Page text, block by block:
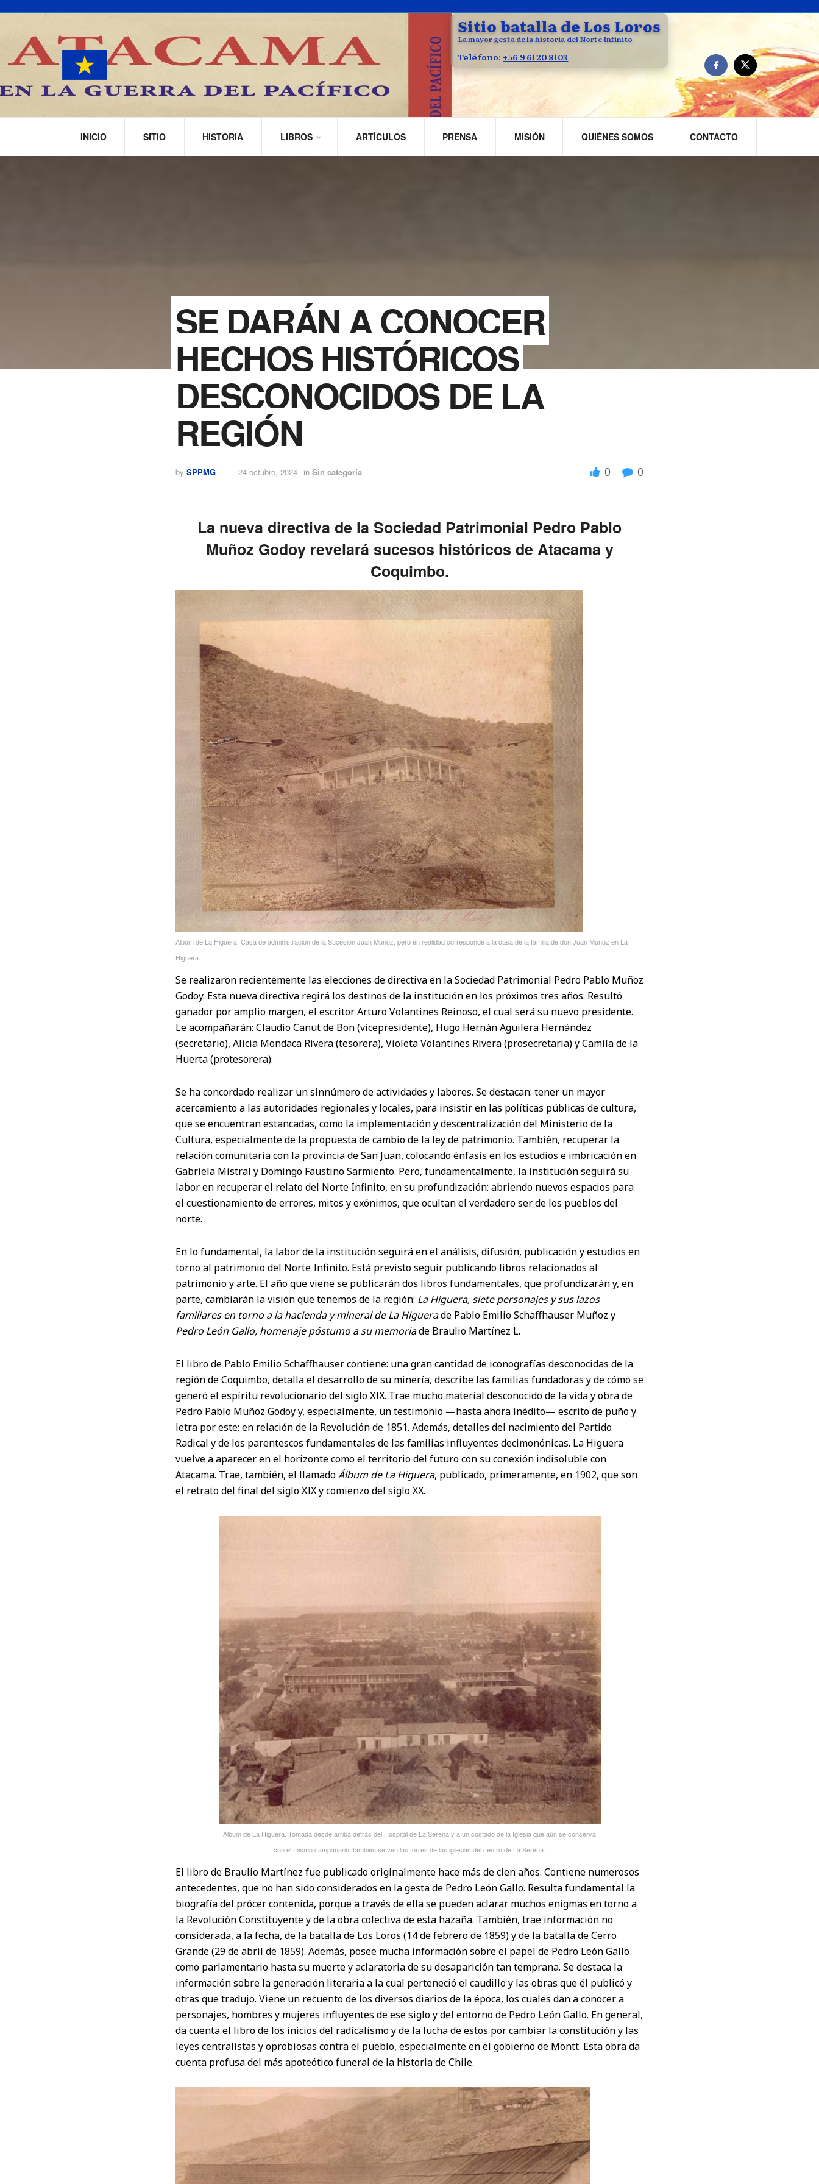
Sitio batalla de Los Loros
La mayor gesta de la historia del Norte Infinito
Teléfono: +56 9 6120 8103
INICIO SITIO HISTORIA LIBROS ARTÍCULOS PRENSA MISIÓN QUIÉNES SOMOS CONTACTO
SE DARÁN A CONOCER
HECHOS HISTÓRICOS
DESCONOCIDOS DE LA
REGIÓN
by SPPMG 24 octubre, 2024 in Sin categoría 0 0
La nueva directiva de la Sociedad Patrimonial Pedro Pablo
Muñoz Godoy revelará sucesos históricos de Atacama y
Coquimbo.
Albúm de La Higuera. Casa de administración de la Sucesión Juan Muñoz, pero en realidad corresponde a la casa de la familia de don Juan Muñoz en La
Higuera
Se realizaron recientemente las elecciones de directiva en la Sociedad Patrimonial Pedro Pablo Muñoz
Godoy. Esta nueva directiva regirá los destinos de la institución en los próximos tres años. Resultó
ganador por amplio margen, el escritor Arturo Volantines Reinoso, el cual será su nuevo presidente.
Le acompañarán: Claudio Canut de Bon (vicepresidente), Hugo Hernán Aguilera Hernández
(secretario), Alicia Mondaca Rivera (tesorera), Violeta Volantines Rivera (prosecretaria) y Camila de la
Huerta (protesorera).
Se ha concordado realizar un sinnúmero de actividades y labores. Se destacan: tener un mayor
acercamiento a las autoridades regionales y locales, para insistir en las políticas públicas de cultura,
que se encuentran estancadas, como la implementación y descentralización del Ministerio de la
Cultura, especialmente de la propuesta de cambio de la ley de patrimonio. También, recuperar la
relación comunitaria con la provincia de San Juan, colocando énfasis en los estudios e imbricación en
Gabriela Mistral y Domingo Faustino Sarmiento. Pero, fundamentalmente, la institución seguirá su
labor en recuperar el relato del Norte Infinito, en su profundización: abriendo nuevos espacios para
el cuestionamiento de errores, mitos y exónimos, que ocultan el verdadero ser de los pueblos del
norte.
En lo fundamental, la labor de la institución seguirá en el análisis, difusión, publicación y estudios en
torno al patrimonio del Norte Infinito. Está previsto seguir publicando libros relacionados al
patrimonio y arte. El año que viene se publicarán dos libros fundamentales, que profundizarán y, en
parte, cambiarán la visión que tenemos de la región: La Higuera, siete personajes y sus lazos
familiares en torno a la hacienda y mineral de La Higuerade Pablo Emilio Schaffhauser Muñoz y
Pedro León Gallo, homenaje póstumo a su memoriade Braulio Martínez L.
El libro de Pablo Emilio Schaffhauser contiene: una gran cantidad de iconografías desconocidas de la
región de Coquimbo, detalla el desarrollo de su minería, describe las familias fundadoras y de cómo se
generó el espíritu revolucionario del siglo XIX. Trae mucho material desconocido de la vida y obra de
Pedro Pablo Muñoz Godoy y, especialmente, un testimonio —hasta ahora inédito— escrito de puño y
letra por este: en relación de la Revolución de 1851. Además, detalles del nacimiento del Partido
Radical y de los parentescos fundamentales de las familias influyentes decimonónicas. La Higuera
vuelve a aparecer en el horizonte como el territorio del futuro con su conexión indisoluble con
Atacama. Trae, también, el llamadoÁlbum de La Higuera, publicado, primeramente, en 1902, que son
el retrato del final del siglo XIX y comienzo del siglo XX.
Álbum de La Higuera. Tomada desde arriba detrás del Hospital de La Serena y a un costado de la Iglesia que aún se conserva
con el mismo campanario, también se ven las torres de las iglesias del centro de La Serena.
El libro de Braulio Martínez fue publicado originalmente hace más de cien años. Contiene numerosos
antecedentes, que no han sido considerados en la gesta de Pedro León Gallo. Resulta fundamental la
biografía del prócer contenida, porque a través de ella se pueden aclarar muchos enigmas en torno a
la Revolución Constituyente y de la obra colectiva de esta hazaña. También, trae información no
considerada, a la fecha, de la batalla de Los Loros (14 de febrero de 1859) y de la batalla de Cerro
Grande (29 de abril de 1859). Además, posee mucha información sobre el papel de Pedro León Gallo
como parlamentario hasta su muerte y aclaratoria de su desaparición tan temprana. Se destaca la
información sobre la generación literaria a la cual perteneció el caudillo y las obras que él publicó y
otras que tradujo. Viene un recuento de los diversos diarios de la época, los cuales dan a conocer a
personajes, hombres y mujeres influyentes de ese siglo y del entorno de Pedro León Gallo. En general,
da cuenta el libro de los inicios del radicalismo y de la lucha de estos por cambiar la constitución y las
leyes centralistas y oprobiosas contra el pueblo, especialmente en el gobierno de Montt. Esta obra da
cuenta profusa del más apoteótico funeral de la historia de Chile.